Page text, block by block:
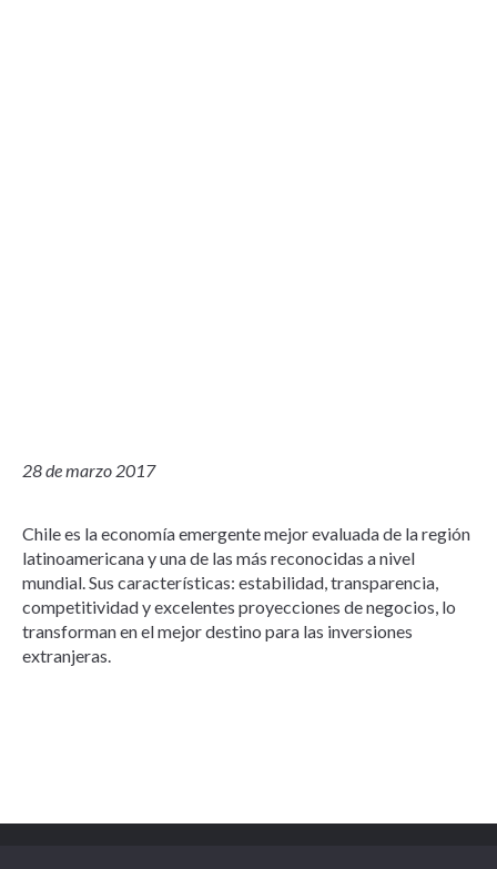
28 de marzo 2017
Chile es la economía emergente mejor evaluada de la región
latinoamericana y una de las más reconocidas a nivel
mundial. Sus características: estabilidad, transparencia,
competitividad y excelentes proyecciones de negocios, lo
transforman en el mejor destino para las inversiones
extranjeras.